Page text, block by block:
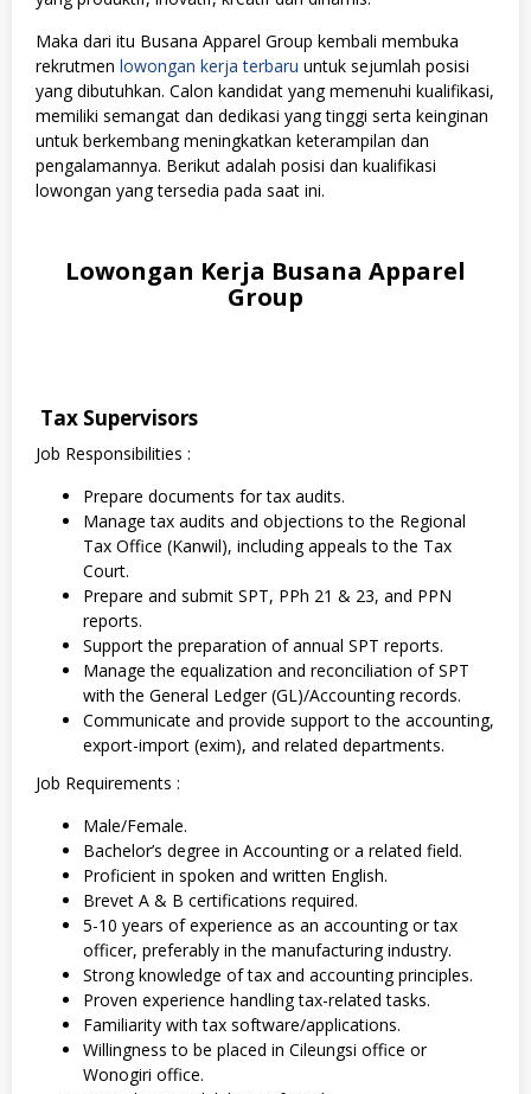
Maka dari itu Busana Apparel Group kembali membuka
rekrutmen lowongan kerja terbaru untuk sejumlah posisi
yang dibutuhkan. Calon kandidat yang memenuhi kualifikasi,
memiliki semangat dan dedikasi yang tinggi serta keinginan
untuk berkembang meningkatkan keterampilan dan
pengalamannya. Berikut adalah posisi dan kualifikasi
lowongan yang tersedia pada saat ini.
Lowongan Kerja Busana Apparel
Group
Tax Supervisors
Job Responsibilities :
Prepare documents for tax audits.
Manage tax audits and objections to the Regional
Tax Office (Kanwil), including appeals to the Tax
Court.
Prepare and submit SPT, PPh 21 & 23, and PPN
reports.
Support the preparation of annual SPT reports.
Manage the equalization and reconciliation of SPT
with the General Ledger (GL)/Accounting records.
Communicate and provide support to the accounting,
export-import (exim), and related departments.
Job Requirements :
Male/Female.
Bachelor’s degree in Accounting or a related field.
Proficient in spoken and written English.
Brevet A & B certifications required.
5-10 years of experience as an accounting or tax
officer, preferably in the manufacturing industry.
Strong knowledge of tax and accounting principles.
Proven experience handling tax-related tasks.
Familiarity with tax software/applications.
Willingness to be placed in Cileungsi office or
Wonogiri office.